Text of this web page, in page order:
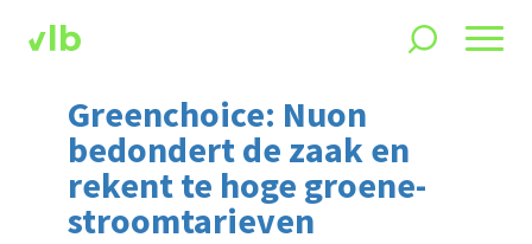
Greenchoice: Nuon
bedondert de zaak en
rekent te hoge groene-
stroomtarieven